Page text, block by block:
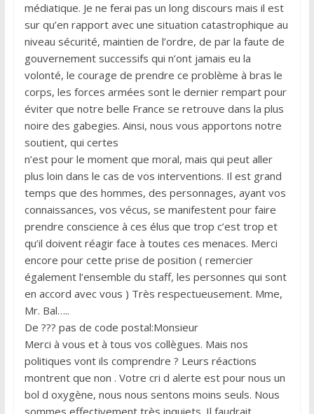
médiatique. Je ne ferai pas un long discours mais il est
sur qu’en rapport avec une situation catastrophique au
niveau sécurité, maintien de l’ordre, de par la faute de
gouvernement successifs qui n’ont jamais eu la
volonté, le courage de prendre ce problème à bras le
corps, les forces armées sont le dernier rempart pour
éviter que notre belle France se retrouve dans la plus
noire des gabegies. Ainsi, nous vous apportons notre
soutient, qui certes
n’est pour le moment que moral, mais qui peut aller
plus loin dans le cas de vos interventions. Il est grand
temps que des hommes, des personnages, ayant vos
connaissances, vos vécus, se manifestent pour faire
prendre conscience à ces élus que trop c’est trop et
qu’il doivent réagir face à toutes ces menaces. Merci
encore pour cette prise de position ( remercier
également l’ensemble du staff, les personnes qui sont
en accord avec vous ) Très respectueusement. Mme,
Mr. Bal…..
De ??? pas de code postal:Monsieur
Merci à vous et à tous vos collègues. Mais nos
politiques vont ils comprendre ? Leurs réactions
montrent que non . Votre cri d alerte est pour nous un
bol d oxygène, nous nous sentons moins seuls. Nous